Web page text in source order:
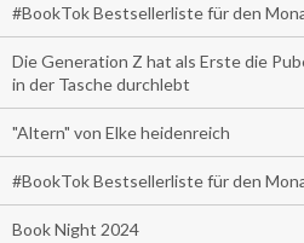
#BookTok Bestsellerliste für den
Die Generation Z hat als Erste die
in der Tasche durchlebt
"Altern" von Elke heidenreich
#BookTok Bestsellerliste für den
Book Night 2024